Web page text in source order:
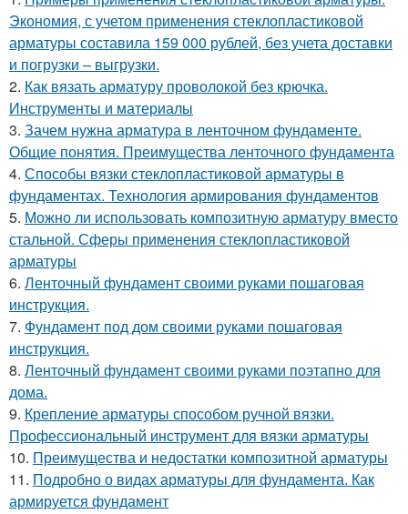
Экономия, с учетом применения стеклопластиковой
арматуры составила 159 000 рублей, без учета доставки
и погрузки – выгрузки.
2. Как вязать арматуру проволокой без крючка.
Инструменты и материалы
3. Зачем нужна арматура в ленточном фундаменте.
Общие понятия. Преимущества ленточного фундамента
4. Способы вязки стеклопластиковой арматуры в
фундаментах. Технология армирования фундаментов
5. Можно ли использовать композитную арматуру вместо
стальной. Сферы применения стеклопластиковой
арматуры
6. Ленточный фундамент своими руками пошаговая
инструкция.
7. Фундамент под дом своими руками пошаговая
инструкция.
8. Ленточный фундамент своими руками поэтапно для
дома.
9. Крепление арматуры способом ручной вязки.
Профессиональный инструмент для вязки арматуры
10. Преимущества и недостатки композитной арматуры
11. Подробно о видах арматуры для фундамента. Как
армируется фундамент